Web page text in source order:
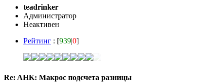
teadrinker
Администратор
Неактивен
Рейтинг : [939|0]
Re: AHK: Макрос подсчета разницы